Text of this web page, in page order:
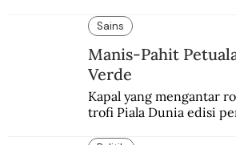
Sains
Manis-Pahit
Verde
Kapal yang mengantar
trofi Piala Dunia edisi